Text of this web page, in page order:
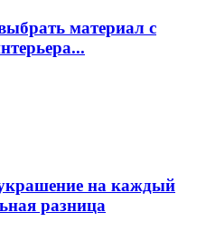
материал с
на каждый
разница